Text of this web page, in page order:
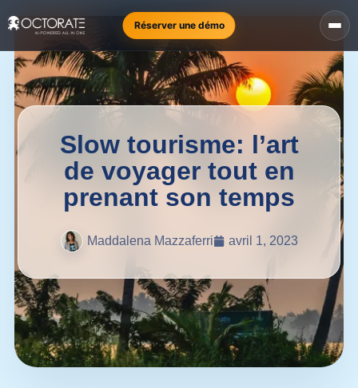
Réserver une démo
Slow tourisme: l’art
de voyager tout en
prenant son temps
Maddalena Mazzaferri avril 1, 2023